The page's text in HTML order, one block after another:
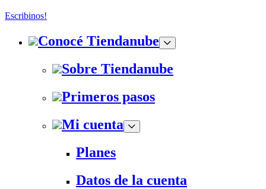
Escribinos!
Conocé Tiendanube
Sobre Tiendanube
Primeros pasos
Mi cuenta
Planes
Datos de la cuenta